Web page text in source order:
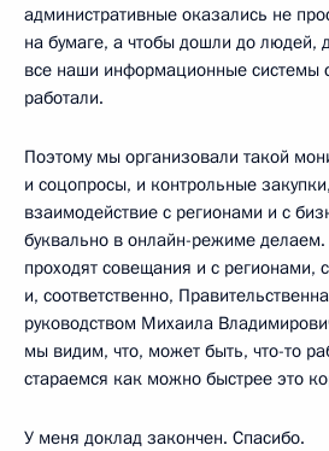
административные оказались не
на бумаге, а чтобы дошли до людей,
все наши информационные системы
работали.
Поэтому мы организовали такой
и соцопросы, и контрольные
взаимодействие с регионами и с
буквально в онлайн-режиме
проходят совещания и с регионами,
и, соответственно,
руководством Михаила
мы видим, что, может быть, что-то
стараемся как можно быстрее это
У меня доклад закончен. Спасибо.